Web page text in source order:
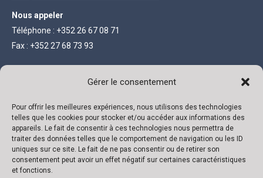
Gérer le consentement
Pour offrir les meilleures expériences, nous utilisons des technologies
telles que les cookies pour stocker et/ou accéder aux informations des
appareils. Le fait de consentir à ces technologies nous permettra de
traiter des données telles que le comportement de navigation ou les ID
uniques sur ce site. Le fait de ne pas consentir ou de retirer son
consentement peut avoir un effet négatif sur certaines caractéristiques
et fonctions.
Nous appeler
Téléphone : +352 26 67 08 71
Fax : +352 27 68 73 93
INFORMATIONS LÉGALES
Société anonyme au capital de 111 300 €
R.C. Luxembourg B 118719
Autorisation N° 136879/2
VAT N° LU 22332726
Banque : ING